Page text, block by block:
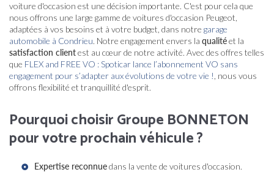
voiture d'occasion est une décision importante. C'est pour cela que
nous offrons une large gamme de voitures d'occasion Peugeot,
adaptées à vos besoins et à votre budget, dans notre garage
automobile à Condrieu. Notre engagement envers la qualitéet la
satisfaction clientest au cœur de notre activité. Avec des offres telles
que FLEX and FREE VO : Spoticar lance l’abonnement VO sans
engagement pour s’adapter aux évolutions de votre vie ! , nous vous
offrons flexibilité et tranquillité d'esprit.
Pourquoi choisir Groupe BONNETON
pour votre prochain véhicule ?
Expertise reconnuedans la vente de voitures d'occasion.